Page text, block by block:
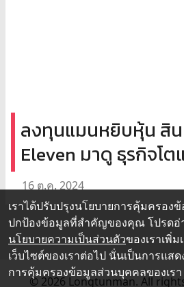
ลงทุนแมนหยิบหุ้น สิ
Eleven มาดู ธุรกิจโต
16 ต.ค. 2024
© 2026 Longtunman. All
เราได้ปรับปรุงนโยบายการคุ้มครอง
ปกป้องข้อมูลที่สำคัญของคุณ โปรดอ่
นโยบายความเป็นส่วนตัวของเราเพิ่
เว็บไซต์ของเราต่อไป นั่นเป็นการแส
การคุ้มครองข้อมูลส่วนบุคคลของเรา